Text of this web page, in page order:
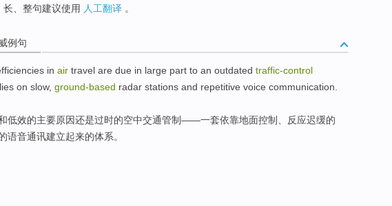
、整句建议使用 人工翻译 。
例句
in air travel are due in large part to an outdated traffic-control
on slow, ground-based radar stations and repetitive voice communication
低效的主要原因还是过时的空中交通管制——一套依靠地面控制 反应迟缓的
语音通讯建立起来的体系。